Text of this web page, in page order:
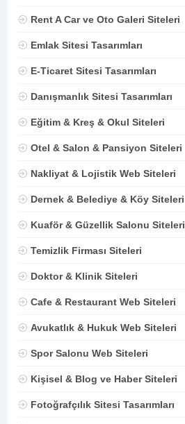
Rent A Car ve Oto Galeri Siteleri
Emlak Sitesi Tasarımları
E-Ticaret Sitesi Tasarımları
Danışmanlık Sitesi Tasarımları
Eğitim & Kreş & Okul Siteleri
Otel & Salon & Pansiyon Siteleri
Nakliyat & Lojistik Web Siteleri
Dernek & Belediye & Köy Siteleri
Kuaför & Güzellik Salonu Siteleri
Temizlik Firması Siteleri
Doktor & Klinik Siteleri
Cafe & Restaurant Web Siteleri
Avukatlık & Hukuk Web Siteleri
Spor Salonu Web Siteleri
Kişisel & Blog ve Haber Siteleri
Fotoğrafçılık Sitesi Tasarımları